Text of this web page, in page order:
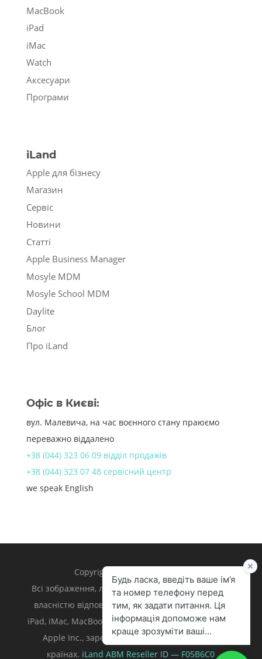
MacBook
iPad
iMac
Watch
Аксесуари
Програми
iLand
Apple для бізнесу
Магазин
Сервіс
Новини
Статті
Apple Business Manager
Mosyle MDM
Mosyle School MDM
Daylite
Блог
Про iLand
Офіс в Києві:
вул. Малевича, на час воєнного стану праюємо
переважно віддалено
+38 (044) 323 06 09 відділ продажів
+38 (044) 323 07 48 сервісний центр
we speak English
Copyright 1998 – 2024 iLand.
Всі зображення, логотипи та торгівельні марки є
власністю відповідних власників. Apple, iPhone,
iPad, iMac, MacBook, Mac є торгівельними марками
Apple Inc., зареєстрованими у U.S. та інших
країнах. iLand ABM Reseller ID — F05B6C0